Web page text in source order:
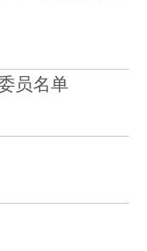
员名单